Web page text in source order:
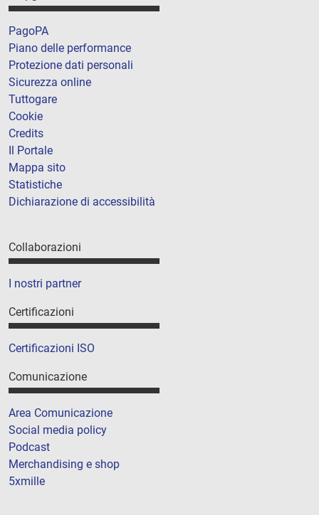
PagoPA
Piano delle performance
Protezione dati personali
Sicurezza online
Tuttogare
Cookie
Credits
Il Portale
Mappa sito
Statistiche
Dichiarazione di accessibilità
Collaborazioni
I nostri partner
Certificazioni
Certificazioni ISO
Comunicazione
Area Comunicazione
Social media policy
Podcast
Merchandising e shop
5xmille